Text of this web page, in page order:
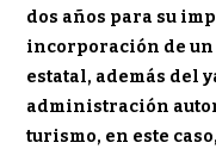
dos años para su
incorporación de
estatal, además del
administración
turismo, en este